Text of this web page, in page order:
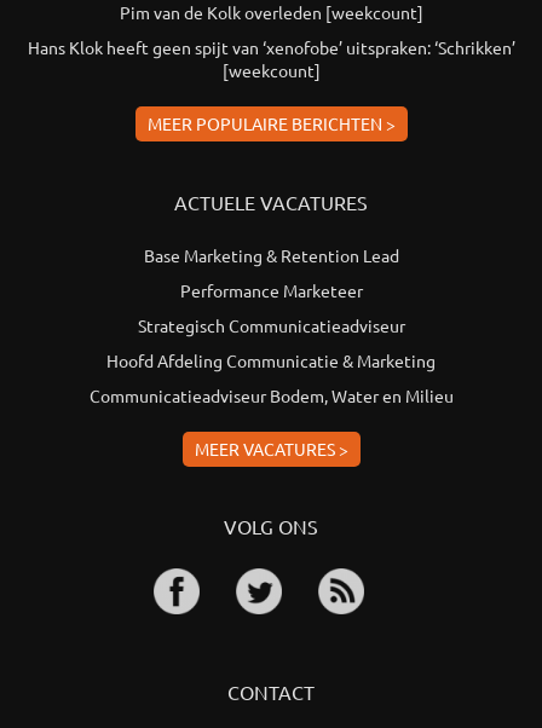
Pim van de Kolk overleden [weekcount]
Hans Klok heeft geen spijt van ‘xenofobe’ uitspraken: ‘Schrikken’
[weekcount]
MEER POPULAIRE BERICHTEN >
ACTUELE VACATURES
Base Marketing & Retention Lead
Performance Marketeer
Strategisch Communicatieadviseur
Hoofd Afdeling Communicatie & Marketing
Communicatieadviseur Bodem, Water en Milieu
MEER VACATURES >
VOLG ONS
CONTACT